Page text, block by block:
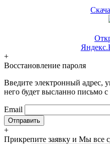
+
Восстановление пароля
Введите электронный адрес,
него будет высланно письмо
Email
+
Прикрепите заявку и Мы все